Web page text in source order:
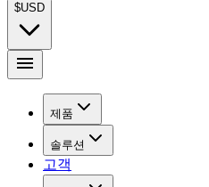
$USD
제품
솔루션
고객